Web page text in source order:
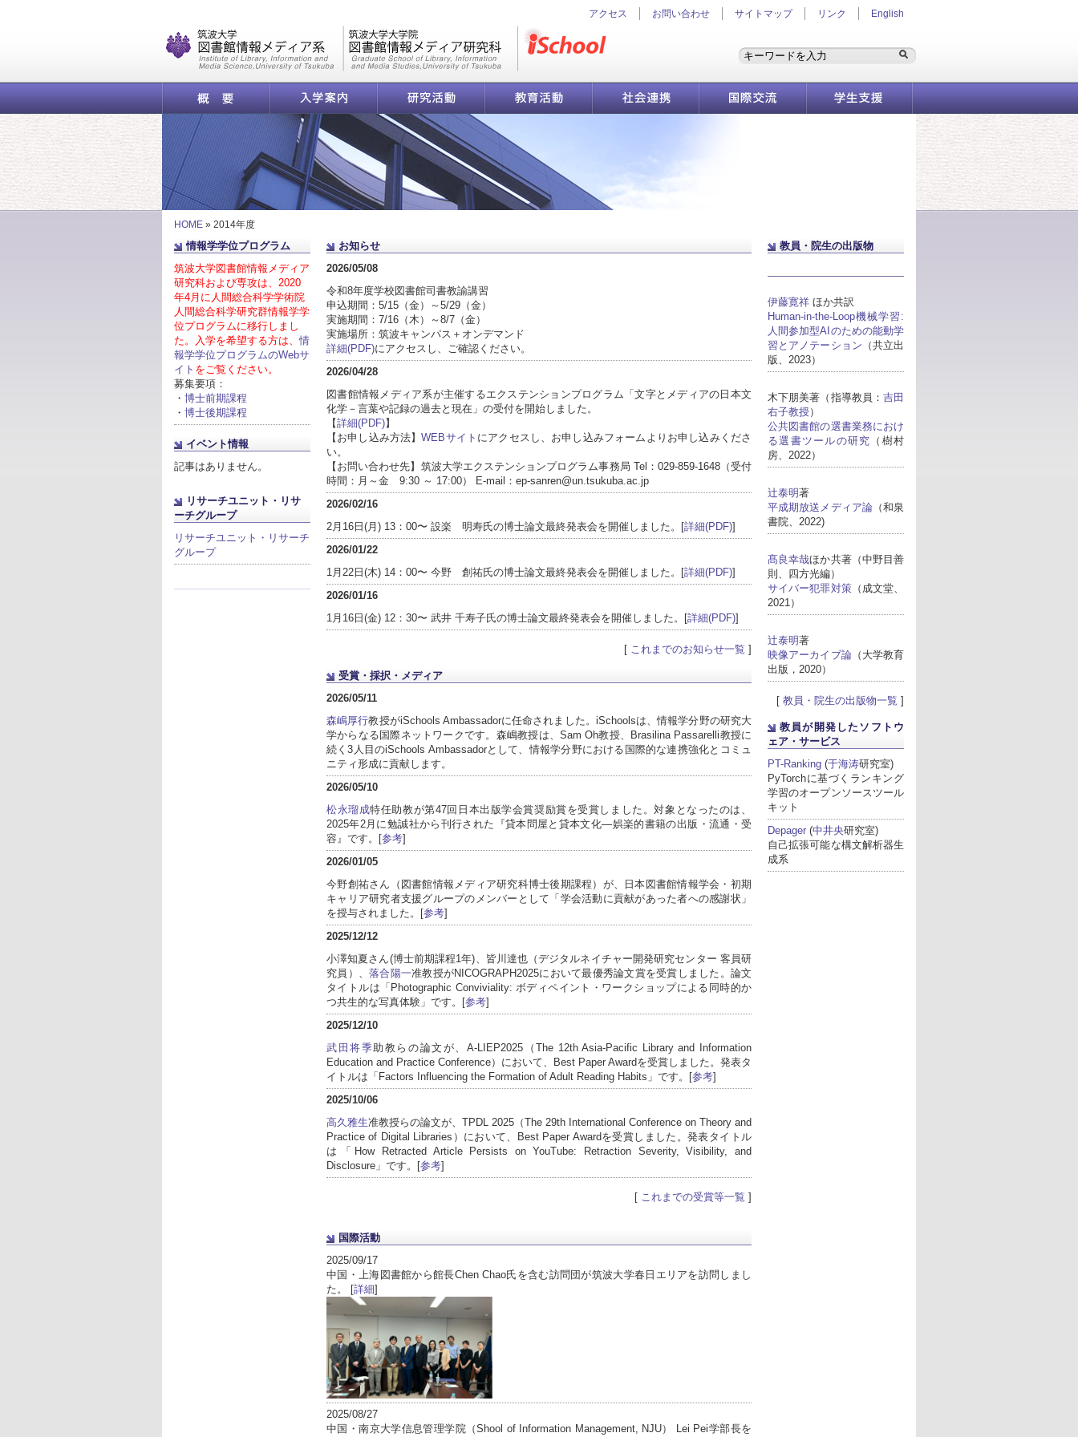
アクセス お問い合わせ サイトマップ リンク English
概要 入学案内 研究活動
HOME » 2014年度
情報学学位プログラム
筑波大学図書館情報メディア
研究科および専攻は、2020
年4月に人間総合科学学術院
人間総合科学研究群情報学学
位プログラムに移行しまし
た。入学を希望する方は、情
報学学位プログラムのWebサ
イト をご覧ください。
募集要項：
・ 博士前期課程
・ 博士後期課程
イベント情報
記事はありません。
リサーチユニット・リサ
ーチグループ
リサーチユニット・リサーチ
グループ
お知らせ
2026/05/08
令和8年度学校図書館司書教諭講習
申込期間：5/15（金）～5/29（金）
実施期間：7/16（木）～8/7（金）
実施場所：筑波キャンパス＋オンデマンド
詳細(PDF)にアクセスし、ご確認ください。
2026/04/28
図書館情報メディア系が主催するエクステンションプログラム「文字とメディアの日本文
化学－言葉や記録の過去と現在」の受付を開始しました。
【詳細(PDF)】
【お申し込み方法】WEBサイト にアクセスし、お申し込みフォームよりお申し込みくださ
い。
【お問い合わせ先】筑波大学エクステンションプログラム事務局 Tel：029-859-1648（受付
時間：月～金 9:30 ～ 17:00） E-mail：ep-sanren@un.tsukuba.ac.jp
2026/02/16
2月16日(月) 13：00〜 設楽 明寿氏の博士論文最終発表会を開催しました。[詳細(PDF)]
2026/01/22
1月22日(木) 14：00〜 今野 創祐氏の博士論文最終発表会を開催しました。[詳細(PDF)]
2026/01/16
1月16日(金) 12：30〜 武井 千寿子氏の博士論文最終発表会を開催しました。[詳細(PDF)]
[ これまでのお知らせ一覧 ]
受賞・採択・メディア
2026/05/11
森嶋厚行教授がiSchools Ambassadorに任命されました。iSchoolsは、情報学分野の研究大
学からなる国際ネットワークです。森嶋教授は、Sam Oh教授、Brasilina Passarelli教授に
続く3人目のiSchools Ambassadorとして、情報学分野における国際的な連携強化とコミュ
ニティ形成に貢献します。
2026/05/10
松永瑠成特任助教が第47回日本出版学会賞奨励賞を受賞しました。対象となったのは、
2025年2月に勉誠社から刊行された『貸本問屋と貸本文化―娯楽的書籍の出版・流通・受
容』です。[参考]
2026/01/05
今野創祐さん（図書館情報メディア研究科博士後期課程）が、日本図書館情報学会・初期
キャリア研究者支援グループのメンバーとして「学会活動に貢献があった者への感謝状」
を授与されました。[参考]
2025/12/12
小澤知夏さん(博士前期課程1年)、皆川達也（デジタルネイチャー開発研究センター 客員研
究員）、 落合陽一准教授がNICOGRAPH2025において最優秀論文賞を受賞しました。論文
タイトルは「Photographic Conviviality: ボディペイント・ワークショップによる同時的か
つ共生的な写真体験」です。[参考]
2025/12/10
武田将季助教らの論文が、A-LIEP2025（The 12th Asia-Pacific Library and Information
Education and Practice Conference）において、Best Paper Awardを受賞しました。発表タ
イトルは「Factors Influencing the Formation of Adult Reading Habits」です。[参考]
2025/10/06
高久雅生准教授らの論文が、TPDL 2025（The 29th International Conference on Theory and
Practice of Digital Libraries）において、Best Paper Awardを受賞しました。発表タイトル
は「How Retracted Article Persists on YouTube: Retraction Severity, Visibility, and
Disclosure」です。[参考]
[ これまでの受賞等一覧 ]
国際活動
2025/09/17
中国・上海図書館から館長Chen Chao氏を含む訪問団が筑波大学春日エリアを訪問しまし
た。 [詳細]
2025/08/27
中国・南京大学信息管理学院（Shool of Information Management, NJU） Lei Pei学部長を
教員・院生の出版物
伊藤寛祥 ほか共訳
Human-in-the-Loop機械学習:
人間参加型AIのための能動学
習とアノテーション （共立出
版、2023）
木下朋美著（指導教員： 吉田
右子教授）
公共図書館の選書業務におけ
る選書ツールの研究 （樹村
房、2022）
辻泰明著
平成期放送メディア論（和泉
書院、2022)
髙良幸哉ほか共著（中野目善
則、四方光編）
サイバー犯罪対策（成文堂、
2021）
辻泰明著
映像アーカイブ論（大学教育
出版，2020）
[ 教員・院生の出版物一覧 ]
教員が開発したソフトウ
ェア・サービス
PT-Ranking (于海涛研究室)
PyTorchに基づくランキング
学習のオープンソースツール
キット
Depager (中井央研究室)
自己拡張可能な構文解析器生
成系